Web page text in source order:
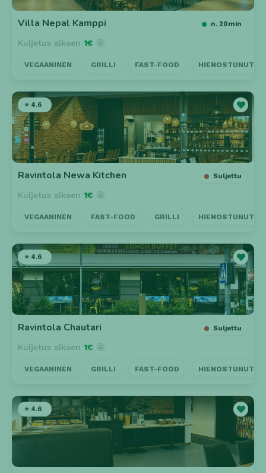
Villa Nepal Kamppi n. 20min
Kuljetus alkaen 1€ 🤩
VEGAANINEN GRILLI FAST-FOOD HIENOSTUNUT
⭐ 4.6
Ravintola Newa Kitchen Suljettu
Kuljetus alkaen 1€ 🤩
VEGAANINEN FAST-FOOD GRILLI HIENOSTUNUT
⭐ 4.6
Ravintola Chautari Suljettu
Kuljetus alkaen 1€ 🤩
VEGAANINEN GRILLI FAST-FOOD HIENOSTUNUT
⭐ 4.6